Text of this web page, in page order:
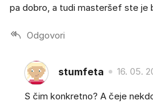
pa dobro, a tudi masteršef ste je
Odgovori
stumfeta 16. 05.
S čim konkretno? A čeje